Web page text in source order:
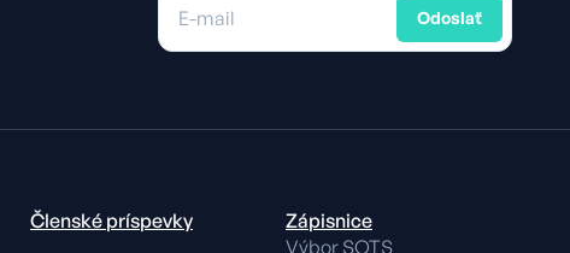
E-mail
Odoslať
Členské príspevky
Zápisnice
Výbor SOTS